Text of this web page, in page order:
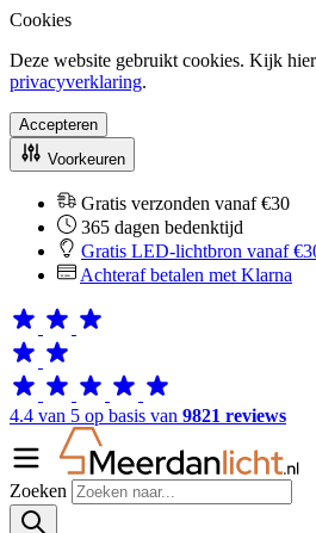
Cookies
Deze website gebruikt cookies. Kijk
privacyverklaring.
Accepteren
Voorkeuren
Gratis verzonden vanaf €30
365 dagen bedenktijd
Gratis LED-lichtbron vanaf
Achteraf betalen met Klarna
4.4 van 5 op basis van 9821 reviews
Zoeken